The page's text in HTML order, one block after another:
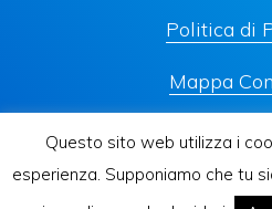
Politica di
Mappa
Questo sito web utilizza i
esperienza. Supponiamo che tu